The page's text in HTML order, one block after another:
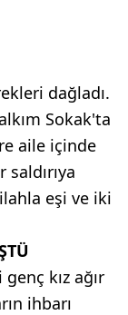
dağladı.
Sokak'ta
aile içinde
saldırıya
eşi ve iki
kız ağır
ihbarı